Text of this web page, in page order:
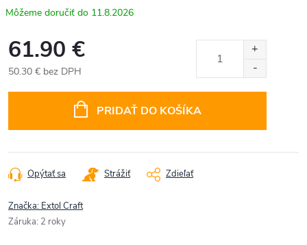
11.8.2026
61.90 €
50.30 € bez DPH
PRIDAŤ DO KOŠÍKA
Opýtať sa Strážiť Zdieľať
Značka: Extol Craft
Záruka: 2 roky